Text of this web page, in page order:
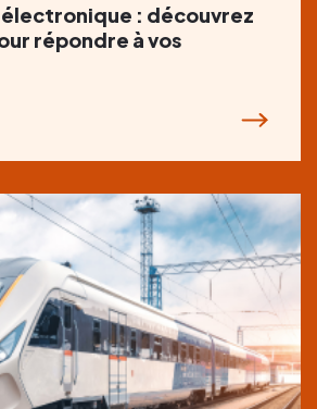
: découvrez
répondre à vos